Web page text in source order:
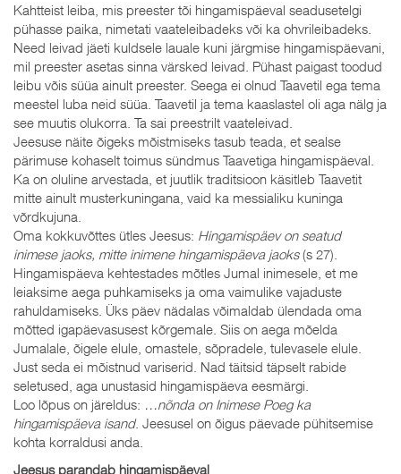
Kahtteist leiba, mis preester tõi hingamispäeval seadusetelgi
pühasse paika, nimetati vaateleibadeks või ka ohvrileibadeks.
Need leivad jäeti kuldsele lauale kuni järgmise hingamispäevani,
mil preester asetas sinna värsked leivad. Pühast paigast toodud
leibu võis süüa ainult preester. Seega ei olnud Taavetil ega tema
meestel luba neid süüa. Taavetil ja tema kaaslastel oli aga nälg ja
see muutis olukorra. Ta sai preestrilt vaateleivad.
Jeesuse näite õigeks mõistmiseks tasub teada, et sealse
pärimuse kohaselt toimus sündmus Taavetiga hingamispäeval.
Ka on oluline arvestada, et juutlik traditsioon käsitleb Taavetit
mitte ainult musterkuningana, vaid ka messialiku kuninga
võrdkujuna.
Oma kokkuvõttes ütles Jeesus: Hingamispäev on seatud
inimese jaoks, mitte inimene hingamispäeva jaoks(s 27).
Hingamispäeva kehtestades mõtles Jumal inimesele, et me
leiaksime aega puhkamiseks ja oma vaimulike vajaduste
rahuldamiseks. Üks päev nädalas võimaldab ülendada oma
mõtted igapäevasusest kõrgemale. Siis on aega mõelda
Jumalale, õigele elule, omastele, sõpradele, tulevasele elule.
Just seda ei mõistnud variserid. Nad täitsid täpselt rabide
seletused, aga unustasid hingamispäeva eesmärgi.
Loo lõpus on järeldus:
…nõnda on Inimese Poeg ka
hingamispäeva isand. Jeesusel on õigus päevade pühitsemise
kohta korraldusi anda.
Jeesus parandab hingamispäeval